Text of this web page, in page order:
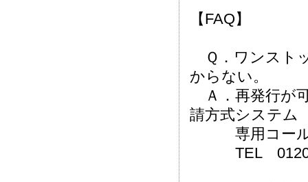
【FAQ】
Ｑ．ワンスト
からない。
Ａ．再発行が
請方式システム
専用コールセ
TEL 0120-